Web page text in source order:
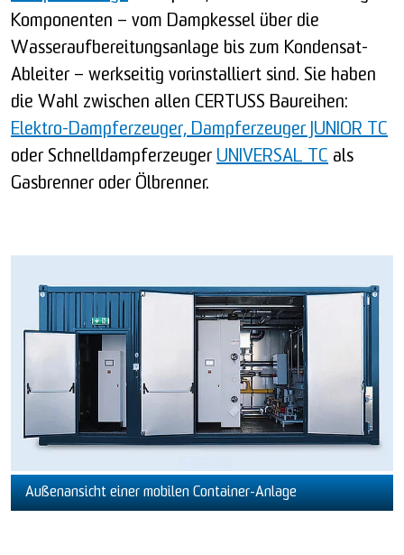
Komponenten – vom Dampkessel über die
Wasseraufbereitungsanlage bis zum Kondensat-
Ableiter – werkseitig vorinstalliert sind. Sie haben
die Wahl zwischen allen CERTUSS Baureihen:
Elektro-Dampferzeuger, Dampferzeuger JUNIOR TC
oder Schnelldampferzeuger UNIVERSAL TC als
Gasbrenner oder Ölbrenner.
Außenansicht einer mobilen Container-Anlage